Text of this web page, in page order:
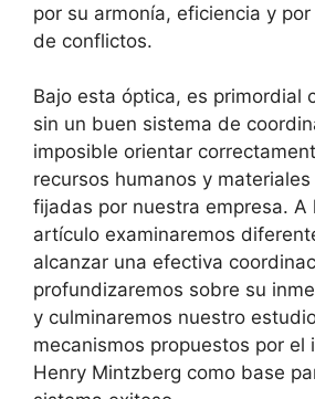
por su armonía, eficiencia y
de conflictos.
Bajo esta óptica, es primordial
sin un buen sistema de
imposible orientar
recursos humanos y
fijadas por nuestra empresa. A
artículo examinaremos
alcanzar una efectiva
profundizaremos sobre su
y culminaremos nuestro
mecanismos propuestos por el
Henry Mintzberg como base